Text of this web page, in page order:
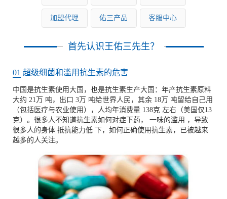
加盟代理 佑三产品 客服中心
首先认识王佑三先生？
01 超级细菌和滥用抗生素的危害
中国是抗生素使用大国，也是抗生素生产大国：年产抗生素原料
大约 21万 吨，出口 3万 吨给世界人民，其余 18万 吨留给自己用
（包括医疗与农业使用），人均年消费量 138克 左右（美国仅13
克）。很多人不知道抗生素如何对症下药， 一味的滥用 ，导致
很多人的身体 抵抗能力低 下，如何正确使用抗生素，已被越来
越多的人关注。